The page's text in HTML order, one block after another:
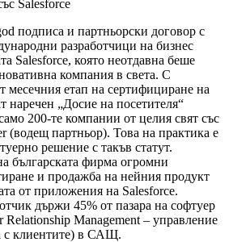
Salesforce
подписа и партньорски договор с
разработчици на бизнес
Salesforce, която неотдавна беше
компания в света. С
месечния етап на сертифициране на
наречен „Досие на посетителя“
200-те компании от целия свят със
(водещ партньор). Това на практика е
решение с такъв статут.
българската фирма огромни
и продажба на нейния продукт
от приложения на Salesforce.
държи 45% от пазара на софтуер
Relationship Management – управление
с клиентите) в САЩ.